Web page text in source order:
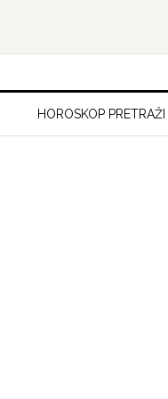
HOROSKOP PRETRAŽI